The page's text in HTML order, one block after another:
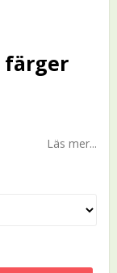
färger
Läs mer...